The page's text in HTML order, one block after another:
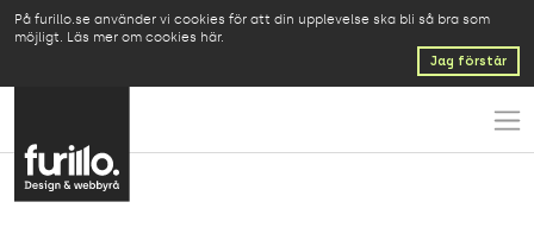
På furillo.se använder vi cookies för att din upplevelse ska bli så bra som
möjligt. Läs mer om cookies här.
Jag förstår